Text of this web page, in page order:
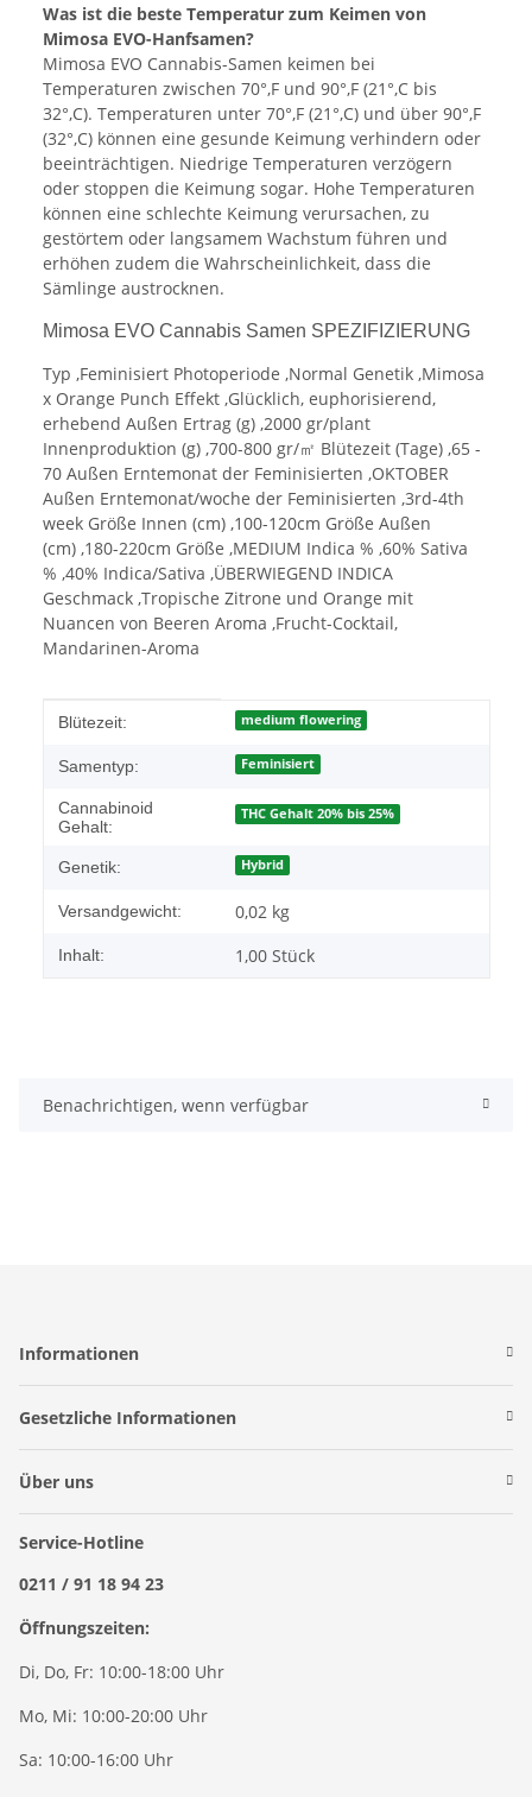
Was ist die beste Temperatur zum Keimen von
Mimosa EVO-Hanfsamen?
Mimosa EVO Cannabis-Samen keimen bei
Temperaturen zwischen 70°,F und 90°,F (21°,C bis
32°,C). Temperaturen unter 70°,F (21°,C) und über 90°,F
(32°,C) können eine gesunde Keimung verhindern oder
beeinträchtigen. Niedrige Temperaturen verzögern
oder stoppen die Keimung sogar. Hohe Temperaturen
können eine schlechte Keimung verursachen, zu
gestörtem oder langsamem Wachstum führen und
erhöhen zudem die Wahrscheinlichkeit, dass die
Sämlinge austrocknen.
Mimosa EVO Cannabis Samen SPEZIFIZIERUNG
Typ ,Feminisiert Photoperiode ,Normal Genetik ,Mimosa
x Orange Punch Effekt ,Glücklich, euphorisierend,
erhebend Außen Ertrag (g) ,2000 gr/plant
Innenproduktion (g) ,700-800 gr/㎡ Blütezeit (Tage) ,65 -
70 Außen Erntemonat der Feminisierten ,OKTOBER
Außen Erntemonat/woche der Feminisierten ,3rd-4th
week Größe Innen (cm) ,100-120cm Größe Außen
(cm) ,180-220cm Größe ,MEDIUM Indica % ,60% Sativa
% ,40% Indica/Sativa ,ÜBERWIEGEND INDICA
Geschmack ,Tropische Zitrone und Orange mit
Nuancen von Beeren Aroma ,Frucht-Cocktail,
Mandarinen-Aroma
Produkteigenschaft
Wert
Blütezeit: medium flowering
Samentyp: Feminisiert
Cannabinoid
Gehalt:
THC Gehalt 20% bis 25%
Genetik: Hybrid
Versandgewicht: 0,02 kg
Inhalt: 1,00 Stück
Benachrichtigen, wenn verfügbar
Informationen
Gesetzliche Informationen
Über uns
Service-Hotline
0211 / 91 18 94 23
Öffnungszeiten:
Di, Do, Fr: 10:00-18:00 Uhr
Mo, Mi: 10:00-20:00 Uhr
Sa: 10:00-16:00 Uhr